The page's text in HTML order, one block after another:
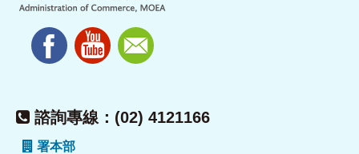
諮詢專線：(02) 4121166
署本部